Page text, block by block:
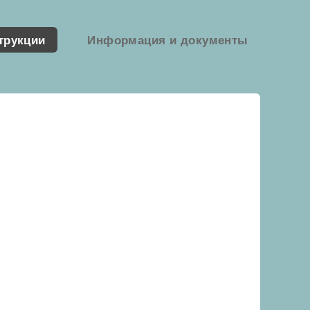
Информация и документы